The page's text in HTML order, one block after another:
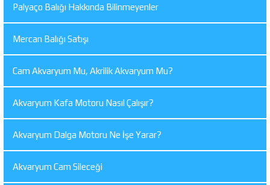
Palyaço Balığı Hakkında Bilinmeyenler
Mercan Balığı Satışı
Cam Akvaryum Mu, Akrilik Akvaryum Mu?
Akvaryum Kafa Motoru Nasıl Çalışır?
Akvaryum Dalga Motoru Ne İşe Yarar?
Akvaryum Cam Sileceği